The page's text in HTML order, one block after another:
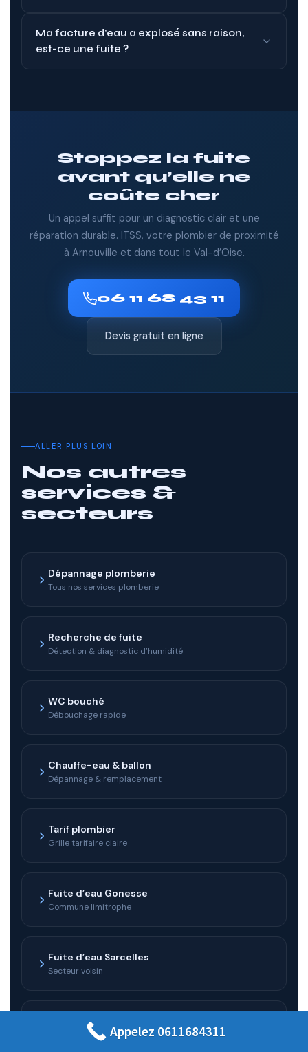
Ma facture d’eau a explosé sans raison,
est-ce une fuite ?
Stoppez la fuite
avant qu’elle ne
coûte cher
Un appel suffit pour un diagnostic clair et une
réparation durable. ITSS, votre plombier de proximité
à Arnouville et dans tout le Val-d’Oise.
06 11 68 43 11
Devis gratuit en ligne
ALLER PLUS LOIN
Nos autres
services &
secteurs
Dépannage plomberie
Tous nos services plomberie
Recherche de fuite
Détection & diagnostic d’humidité
WC bouché
Débouchage rapide
Chauffe-eau & ballon
Dépannage & remplacement
Tarif plombier
Grille tarifaire claire
Fuite d’eau Gonesse
Commune limitrophe
Fuite d’eau Sarcelles
Secteur voisin
Fuite d’eau Villiers-le-Bel
Commune limitropheAppelez 0611684311